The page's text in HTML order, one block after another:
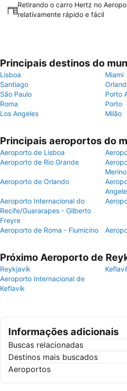
Retirando o carro Hertz no
relativamente rápido e fácil
Principais destinos do
Lisboa
Miami
Santiago
São Paulo
Porto
Roma
Porto
Los Angeles
Milão
Principais aeroportos do
Aeroporto de Lisboa
Aeroporto de Rio Grande
Aeroporto de Orlando
Aeroporto Internacional do
Recife/Guararapes - Gilberto
Freyre
Aeroporto de Roma - Fiumicino
Próximo Aeroporto de
Reykjavík
Aeroporto Internacional de
Keflavík
Informações adicionais
Buscas relacionadas
Destinos mais buscados
Aeroportos